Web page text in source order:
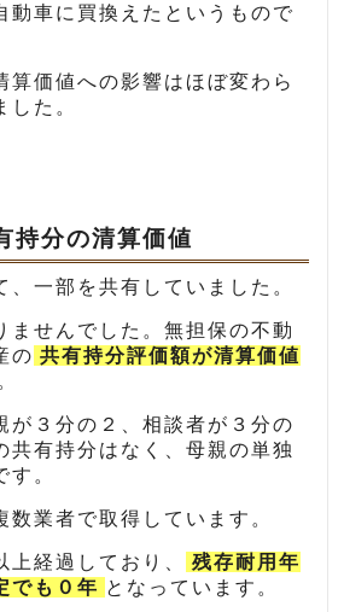
動車に買換えたというもので
算価値への影響はほぼ変わら
した。
持分の清算価値
、一部を共有していました。
ませんでした。無担保の不動
の 共有持分評価額が清算価値
が３分の２、相談者が３分の
共有持分はなく、母親の単独
す。
数業者で取得しています。
上経過しており、
残存耐用年
でも０年 となっています。